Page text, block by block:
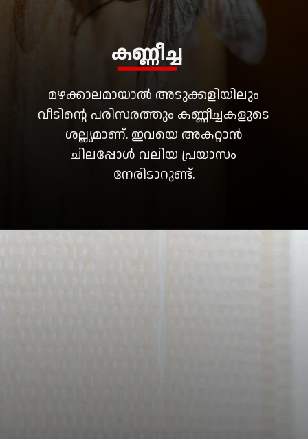
മഴക്കാലമായാൽ അടുക്കളിയിലും
വീടിൻ്റെ പരിസരത്തും കണ്ണീച്ചകളുടെ
ശല്ല്യമാണ്. ഇവയെ അകറ്റാൻ
ചിലപ്പോൾ വലിയ പ്രയാസം
നേരിടാറുണ്ട്.
കണ്ണീച്ച